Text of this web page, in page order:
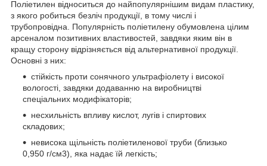
Поліетилен відноситься до найпопулярнішим видам пластику,
з якого робиться безліч продукції, в тому числі і
трубопровідна. Популярність поліетилену обумовлена цілим
арсеналом позитивних властивостей, завдяки яким він в
кращу сторону відрізняється від альтернативної продукції.
Основні з них:
стійкість проти сонячного ультрафіолету і високої
вологості, завдяки додаванню на виробництві
спеціальних модифікаторів;
несхильність впливу кислот, лугів і спиртових
складових;
невисока щільність поліетиленової труби (близько
0,950 г/см3), яка надає їй легкість;